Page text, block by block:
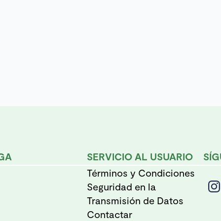
SERVICIO AL USUARIO
Términos y Condiciones
Seguridad en la
Transmisión de Datos
Contactar